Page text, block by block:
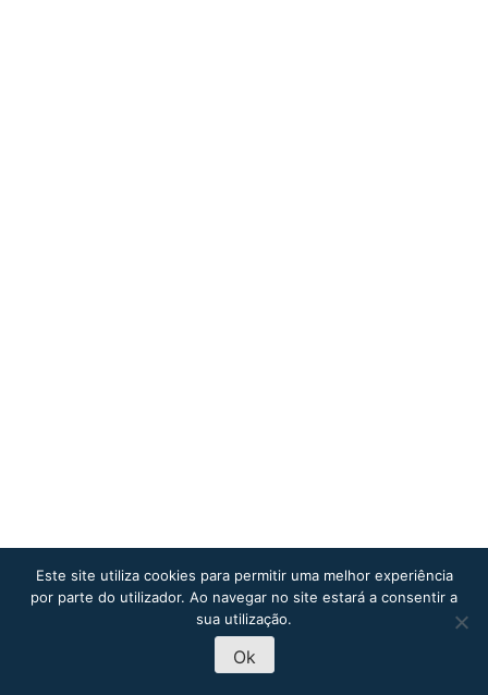
MARCAÇÃO DE
Este site utiliza cookies para permitir uma melhor experiência
por parte do utilizador. Ao navegar no site estará a consentir a
sua utilização.
Ok